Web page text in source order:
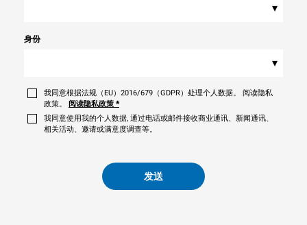
▾
身份
▾
我同意根据法规（EU）2016/679（GDPR）处理个人数据。 阅读隐私
政策。
阅读隐私政策 *
我同意使用我的个人数据, 通过电话或邮件接收商业通讯、新闻通讯、
相关活动、邀请或满意度调查等。
发送